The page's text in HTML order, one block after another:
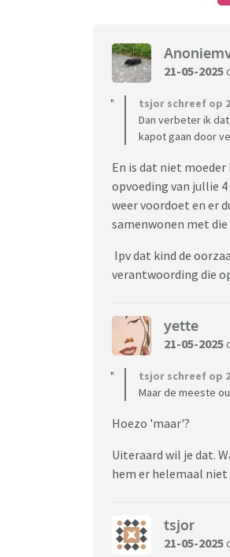
21-05-2025
tsjor schreef op
Dan verbeter ik
kapot gaan door
En is dat niet
opvoeding van jullie
weer voordoet en er
samenwonen met
Ipv dat kind de
verantwoording die
yette
21-05-2025
tsjor schreef op
Maar de meeste
Hoezo 'maar'?
Uiteraard wil je dat.
hem er helemaal
tsjor
21-05-2025